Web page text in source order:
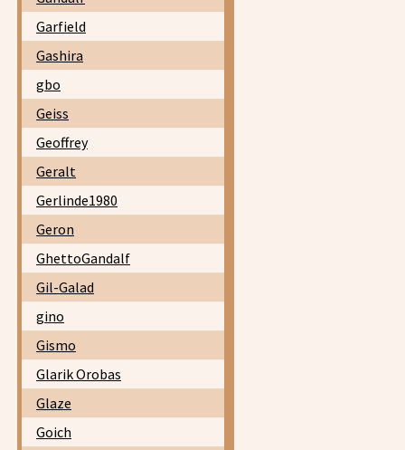
Garfield
Gashira
gbo
Geiss
Geoffrey
Geralt
Gerlinde1980
Geron
GhettoGandalf
Gil-Galad
gino
Gismo
Glarik Orobas
Glaze
Goich